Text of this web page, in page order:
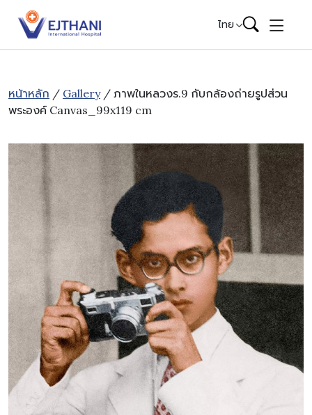
Skip to content
ไทย
หน้าหลัก / Gallery/ ภาพในหลวงร.9 กับกล้องถ่ายรูปส่วน
พระองค์ Canvas_99x119 cm